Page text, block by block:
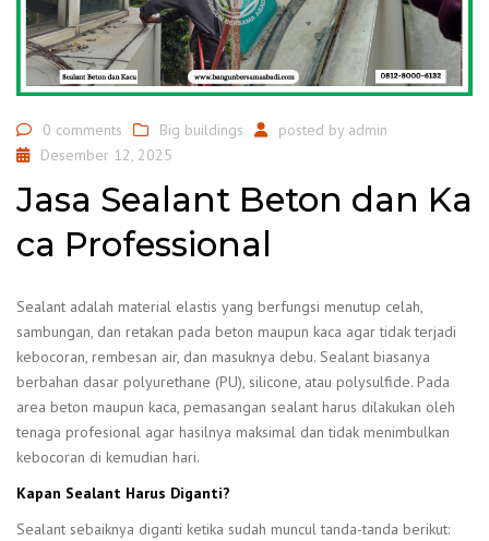
0 comments Big buildings posted by admin
Desember 12, 2025
Jasa Sealant Beton dan Ka
ca Professional
Sealant adalah material elastis yang berfungsi menutup celah,
sambungan, dan retakan pada beton maupun kaca agar tidak terjadi
kebocoran, rembesan air, dan masuknya debu. Sealant biasanya
berbahan dasar polyurethane (PU), silicone, atau polysulfide. Pada
area beton maupun kaca, pemasangan sealant harus dilakukan oleh
tenaga profesional agar hasilnya maksimal dan tidak menimbulkan
kebocoran di kemudian hari.
Kapan Sealant Harus Diganti?
Sealant sebaiknya diganti ketika sudah muncul tanda-tanda berikut: